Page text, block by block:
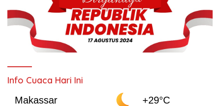
Info Cuaca Hari Ini
Makassar
+29°C